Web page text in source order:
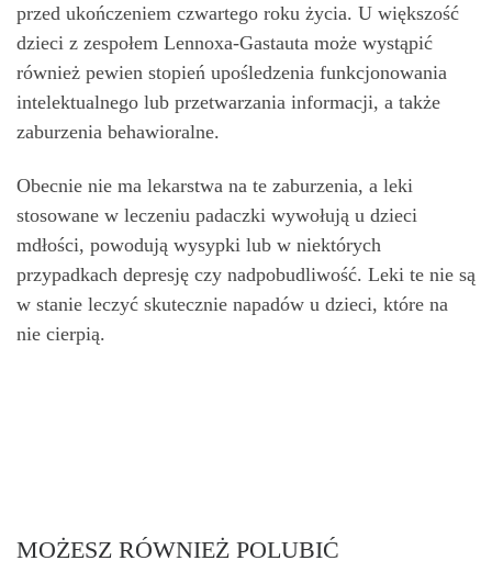
przed ukończeniem czwartego roku życia. U większość
dzieci z zespołem Lennoxa-Gastauta może wystąpić
również pewien stopień upośledzenia funkcjonowania
intelektualnego lub przetwarzania informacji, a także
zaburzenia behawioralne.
Obecnie nie ma lekarstwa na te zaburzenia, a leki
stosowane w leczeniu padaczki wywołują u dzieci
mdłości, powodują wysypki lub w niektórych
przypadkach depresję czy nadpobudliwość. Leki te nie są
w stanie leczyć skutecznie napadów u dzieci, które na
nie cierpią.
MOŻESZ RÓWNIEŻ POLUBIĆ